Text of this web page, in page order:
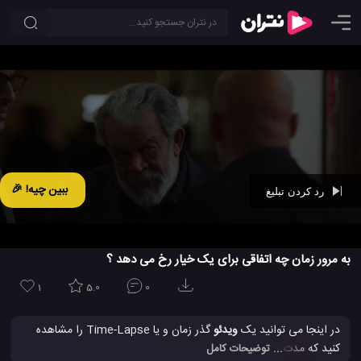
ببین چیه! 🎉
به مرور زمان چه اتفاقی برای یک خیار رخ می دهد ؟
1 5.0 0
در اینجا می توانید یکویدئو
گذر زمان و یا Time-Lapse را مشاهده
کنید که مدت زمان 32 روز از گذشت زمان را در فقط دو دقیقه نشان می... توضیحات کامل